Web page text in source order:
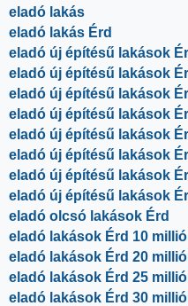
eladó lakás
eladó lakás Érd
eladó új építésű lakások
eladó új építésű lakások
eladó új építésű lakások
eladó új építésű lakások
eladó új építésű lakások
eladó új építésű lakások
eladó új építésű lakások
eladó új építésű lakások
eladó olcsó lakások Érd
eladó lakások Érd 10
eladó lakások Érd 20
eladó lakások Érd 25
eladó lakások Érd 30